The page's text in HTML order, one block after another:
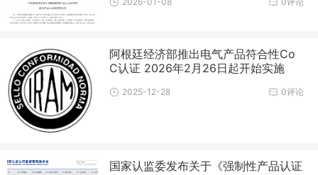
阿根廷经济部推出电气产品符合性Co
C认证 2026年2月26日起开始实施
0评论
2025-12-28
国家认监委发布关于《强制性产品认证